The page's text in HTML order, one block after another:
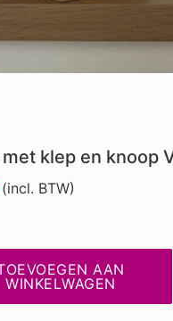
klep en knoop
(incl. BTW)
AAN
WINKELWAGEN